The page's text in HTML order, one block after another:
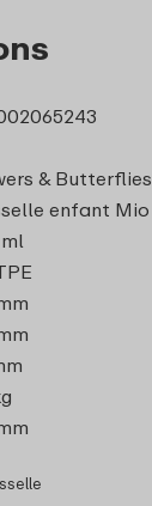
& Butterflies
enfant Mio